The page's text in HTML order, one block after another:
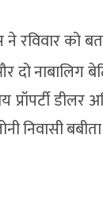
रविवार को
दो नाबालिग
निवासी